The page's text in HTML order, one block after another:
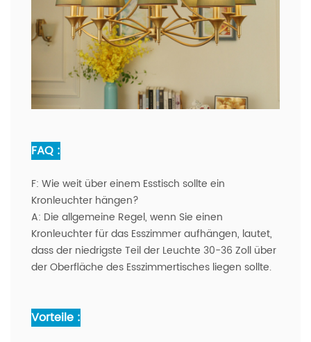
FAQ :
F: Wie weit über einem Esstisch sollte ein
Kronleuchter hängen?
A: Die allgemeine Regel, wenn Sie einen
Kronleuchter für das Esszimmer aufhängen, lautet,
dass der niedrigste Teil der Leuchte 30-36 Zoll über
der Oberfläche des Esszimmertisches liegen sollte.
Vorteile :